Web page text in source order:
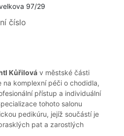
97/29
číslo
Kůřilová v městské části
na komplexní péči o chodidla,
přístup a individuální
tohoto salonu
pedikúru, jejíž součástí je
pat a zarostlých